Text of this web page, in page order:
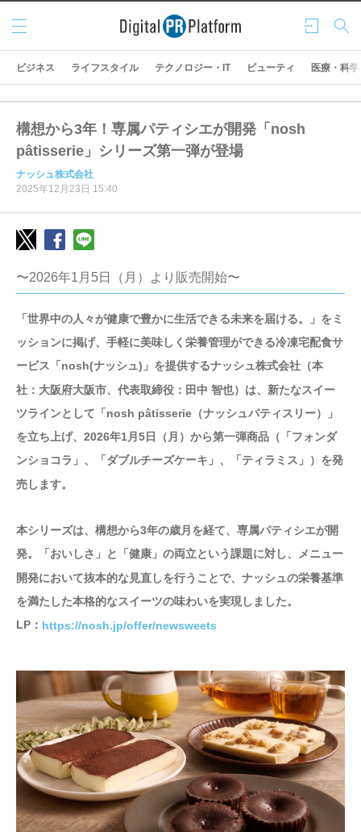
ログ
イン
検索
メニ
ュー
ビジネス ライフスタイル テクノロジー・IT ビューティ 医療・科学
構想から3年！専属パティシエが開発「nosh
pâtisserie」シリーズ第一弾が登場
ナッシュ株式会社
2025年12月23日 15:40
〜2026年1月5日（月）より販売開始〜
「世界中の人々が健康で豊かに生活できる未来を届ける。」をミ
ッションに掲げ、手軽に美味しく栄養管理ができる冷凍宅配食サ
ービス「nosh(ナッシュ)」を提供するナッシュ株式会社（本
社：大阪府大阪市、代表取締役：田中 智也）は、新たなスイー
ツラインとして「nosh pâtisserie（ナッシュパティスリー）」
を立ち上げ、2026年1月5日（月）から第一弾商品（「フォンダ
ンショコラ」、「ダブルチーズケーキ」、「ティラミス」）を発
売します。
本シリーズは、構想から3年の歳月を経て、専属パティシエが開
発。「おいしさ」と「健康」の両立という課題に対し、メニュー
開発において抜本的な見直しを行うことで、ナッシュの栄養基準
を満たした本格的なスイーツの味わいを実現しました。
LP： https://nosh.jp/offer/newsweets